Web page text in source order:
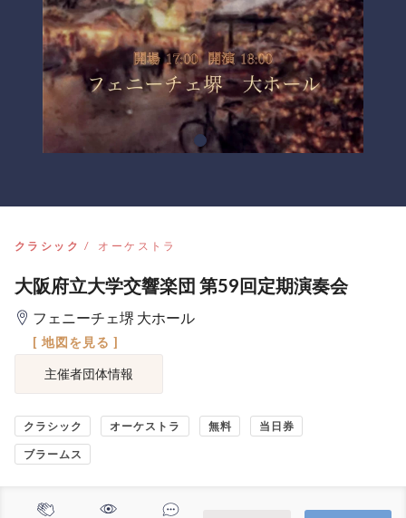
クラシック オーケストラ
大阪府立大学交響楽団 第59回定期演奏会
フェニーチェ堺 大ホール
[ 地図を見る ]
主催者団体情報
クラシック オーケストラ 無料 当日券
ブラームス